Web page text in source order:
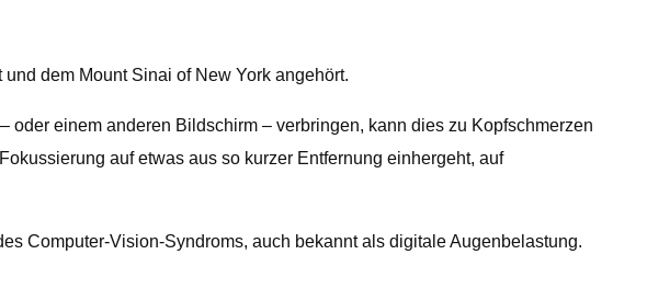
dem Mount Sinai of New York angehört.
einem anderen Bildschirm – verbringen, kann dies zu Kopfschmerzen
auf etwas aus so kurzer Entfernung einhergeht, auf
Computer-Vision-Syndroms, auch bekannt als digitale Augenbelastung.